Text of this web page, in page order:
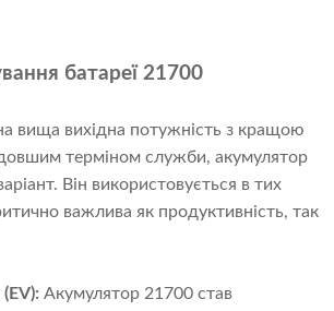
батареї 21700
вища вихідна потужність з кращою
терміном служби, акумулятор
Він використовується в тих
важлива як продуктивність, так
Акумулятор 21700 став